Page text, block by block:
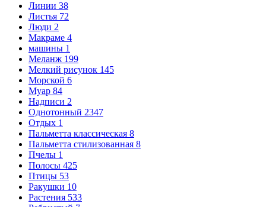
Линии 38
Листья 72
Люди 2
Макраме 4
машины 1
Меланж 199
Мелкий рисунок 145
Морской 6
Муар 84
Надписи 2
Однотонный 2347
Отдых 1
Пальметта классическая 8
Пальметта стилизованная 8
Пчелы 1
Полосы 425
Птицы 53
Ракушки 10
Растения 533